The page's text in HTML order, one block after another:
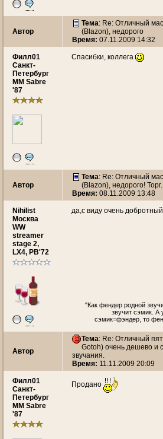
Автор
Тема: Re: Отличный
(Blazon), недорого
Время: 07.11.2009 14:32
Филл01
Санкт-
Петербург
MM Sabre
'87
Спасибки, коллега
Автор
Тема: Re: Отличный
(Blazon), недорого!
Время: 08.11.2009 13:48
Nihilist
Москва
WW
streamer
stage 2,
LX4, PB'72
да,с виду очень
"Как фендер родной
звучит сэмик. А
сэмик=фэндер, то
Автор
Тема: Re: Отличный
Gotoh) очень дешево и
звучания.
Время: 11.11.2009 20:09
Филл01
Санкт-
Петербург
MM Sabre
'87
Продано